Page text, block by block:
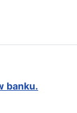
banku.